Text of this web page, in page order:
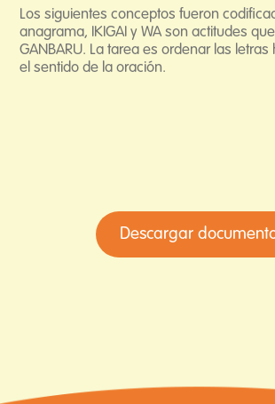
Los siguientes conceptos fueron
anagrama, IKIGAI y WA son actitudes
GANBARU. La tarea es ordenar las
el sentido de la oración.
Descargar